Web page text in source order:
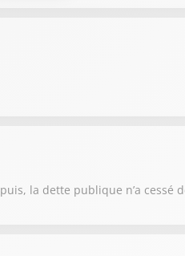
la dette publique n’a cessé